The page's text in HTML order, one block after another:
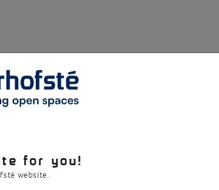
for you!
website.